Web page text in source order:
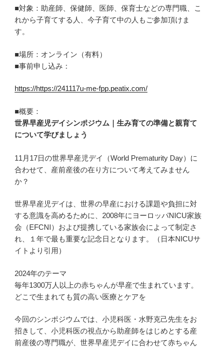
■対象：助産師、保健師、医師、保育士などの専門職、こ
れから子育てする人、今子育て中の人もご参加頂けま
す。
■場所：オンライン（有料）
■事前申し込み：
https://https://241117u-me-fpp.peatix.com/
■概要：
世界早産児デイシンポジウム｜生み育ての準備と親育て
について学びましょう
11月17日の世界早産児デイ（World Prematurity Day）に
合わせて、産前産後の在り方について考えてみません
か？
世界早産児デイは、世界の早産における課題や負担に対
する意識を高めるために、2008年にヨーロッパNICU家族
会（EFCNI）および提携している家族会によって制定さ
れ、１年で最も重要な記念日となります。（日本NICUサ
イトより引用）
2024年のテーマ
毎年1300万人以上の赤ちゃんが早産で生まれています。
どこで生まれても質の高い医療とケアを
今回のシンポジウムでは、小児科医・水野克己先生をお
招きして、小児科医の視点から助産師をはじめとする産
前産後の専門職が、世界早産児デイに合わせて赤ちゃん